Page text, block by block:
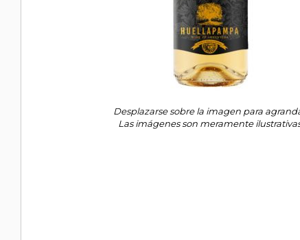
Desplazarse sobre la imagen para
Las imágenes son meramente